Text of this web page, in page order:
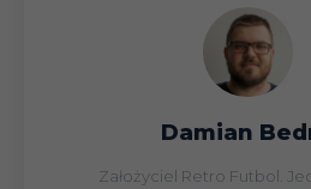
Damian
Założyciel Retro Futbol.